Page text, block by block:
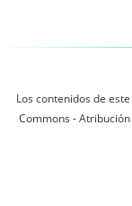
Los contenidos de
Commons -